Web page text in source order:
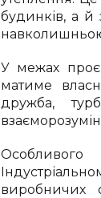
будинків, а й
У межах
матиме
дружба,
виробничих